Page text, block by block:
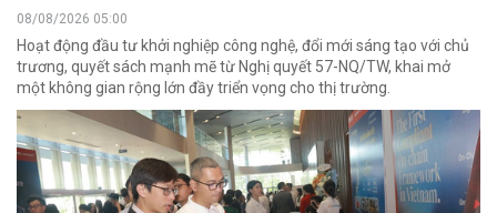
08/08/2026 05:00
Hoạt động đầu tư khởi nghiệp công nghệ, đổi mới sáng tạo với chủ
trương, quyết sách mạnh mẽ từ Nghị quyết 57-NQ/TW, khai mở
một không gian rộng lớn đầy triển vọng cho thị trường.